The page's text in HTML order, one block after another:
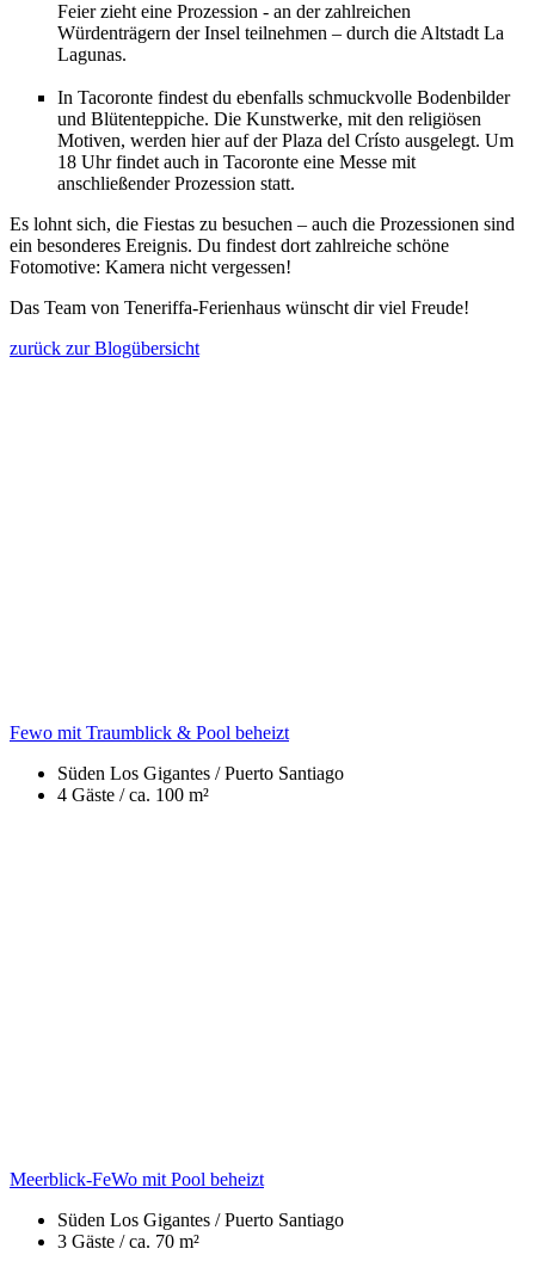
Feier zieht eine Prozession - an der zahlreichen
Würdenträgern der Insel teilnehmen – durch die Altstadt La
Lagunas.
In Tacoronte findest du ebenfalls schmuckvolle Bodenbilder
und Blütenteppiche. Die Kunstwerke, mit den religiösen
Motiven, werden hier auf der Plaza del Crísto ausgelegt. Um
18 Uhr findet auch in Tacoronte eine Messe mit
anschließender Prozession statt.
Es lohnt sich, die Fiestas zu besuchen – auch die Prozessionen sind
ein besonderes Ereignis. Du findest dort zahlreiche schöne
Fotomotive: Kamera nicht vergessen!
Das Team von Teneriffa-Ferienhaus wünscht dir viel Freude!
zurück zur Blogübersicht
Fewo mit Traumblick & Pool beheizt
Süden Los Gigantes / Puerto Santiago
4 Gäste /ca. 100 m²
Meerblick-FeWo mit Pool beheizt
Süden Los Gigantes / Puerto Santiago
3 Gäste /ca. 70 m²